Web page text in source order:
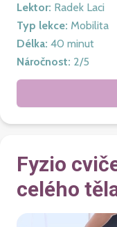
Lektor: Radek Laci
Typ lekce: Mobilita
Délka: 40 minut
Náročnost: 2/5
Fyzio
celého